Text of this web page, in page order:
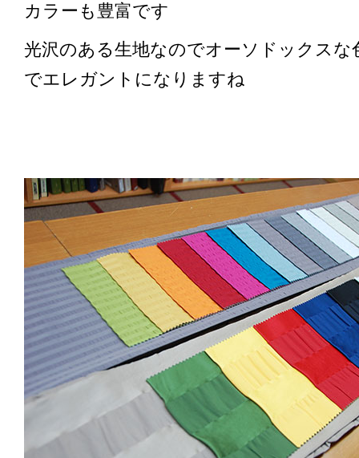
カラーも豊富です
光沢のある生地なのでオーソドックスな
でエレガントになりますね